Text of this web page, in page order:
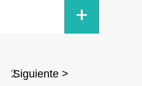
+
2Siguiente >